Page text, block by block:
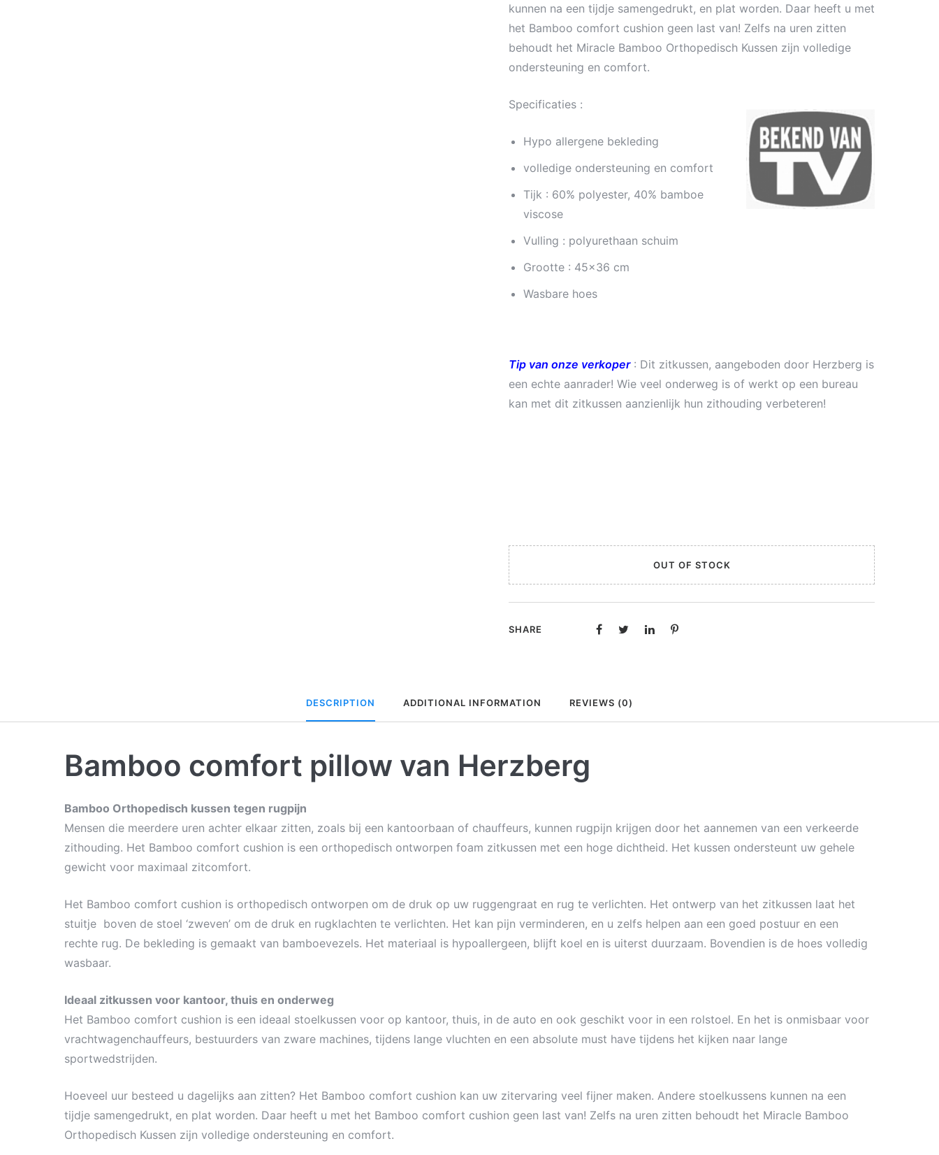
kunnen na een tijdje samengedrukt, en plat worden. Daar heeft u met
het Bamboo comfort cushion geen last van! Zelfs na uren zitten
behoudt het Miracle Bamboo Orthopedisch Kussen zijn volledige
ondersteuning en comfort.
Specificaties :
Hypo allergene bekleding
volledige ondersteuning en comfort
Tijk : 60% polyester, 40% bamboe
viscose
Vulling : polyurethaan schuim
Grootte : 45×36 cm
Wasbare hoes
Tip van onze verkoper: Dit zitkussen, aangeboden door Herzberg is
een echte aanrader! Wie veel onderweg is of werkt op een bureau
kan met dit zitkussen aanzienlijk hun zithouding verbeteren!
OUT OF STOCK
SHARE
DESCRIPTION ADDITIONAL INFORMATION REVIEWS (0)
Bamboo comfort pillow van Herzberg
Bamboo Orthopedisch kussen tegen rugpijn
Mensen die meerdere uren achter elkaar zitten, zoals bij een kantoorbaan of chauffeurs, kunnen rugpijn krijgen door het aannemen van een verkeerde
zithouding. Het Bamboo comfort cushion is een orthopedisch ontworpen foam zitkussen met een hoge dichtheid. Het kussen ondersteunt uw gehele
gewicht voor maximaal zitcomfort.
Het Bamboo comfort cushion is orthopedisch ontworpen om de druk op uw ruggengraat en rug te verlichten. Het ontwerp van het zitkussen laat het
stuitje boven de stoel ‘zweven’ om de druk en rugklachten te verlichten. Het kan pijn verminderen, en u zelfs helpen aan een goed postuur en een
rechte rug. De bekleding is gemaakt van bamboevezels. Het materiaal is hypoallergeen, blijft koel en is uiterst duurzaam. Bovendien is de hoes volledig
wasbaar.
Ideaal zitkussen voor kantoor, thuis en onderweg
Het Bamboo comfort cushion is een ideaal stoelkussen voor op kantoor, thuis, in de auto en ook geschikt voor in een rolstoel. En het is onmisbaar voor
vrachtwagenchauffeurs, bestuurders van zware machines, tijdens lange vluchten en een absolute must have tijdens het kijken naar lange
sportwedstrijden.
Hoeveel uur besteed u dagelijks aan zitten? Het Bamboo comfort cushion kan uw zitervaring veel fijner maken. Andere stoelkussens kunnen na een
tijdje samengedrukt, en plat worden. Daar heeft u met het Bamboo comfort cushion geen last van! Zelfs na uren zitten behoudt het Miracle Bamboo
Orthopedisch Kussen zijn volledige ondersteuning en comfort.